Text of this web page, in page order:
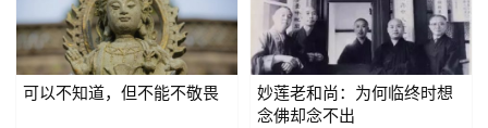
可以不知道，但不能不敬畏
妙莲老和尚：为何临终时想
念佛却念不出